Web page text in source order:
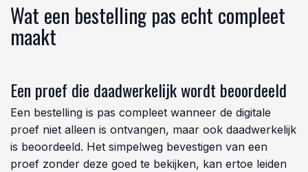
Wat een bestelling pas echt compleet
maakt
Een proef die daadwerkelijk wordt beoordeeld
Een bestelling is pas compleet wanneer de digitale
proef niet alleen is ontvangen, maar ook daadwerkelijk
is beoordeeld. Het simpelweg bevestigen van een
proef zonder deze goed te bekijken, kan ertoe leiden